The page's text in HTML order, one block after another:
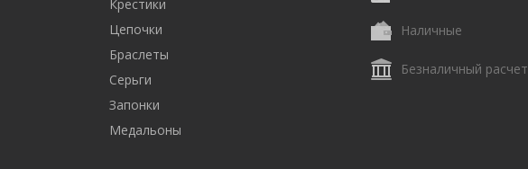
Крестики
Цепочки
Браслеты
Серьги
Запонки
Медальоны
Наличные
Безналичный расчет